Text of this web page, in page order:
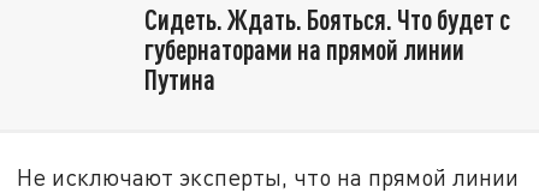
Сидеть. Ждать. Бояться. Что будет с
губернаторами на прямой линии
Путина
Не исключают эксперты, что на прямой линии